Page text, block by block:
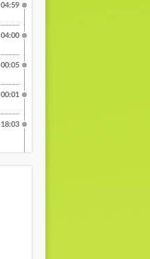
04:59
04:00
00:05
00:01
18:03